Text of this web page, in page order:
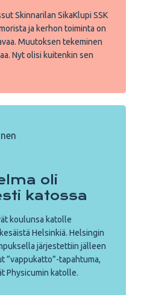
Skinnarilan SikaKlupi SSK
ja kerhon toiminta on
Muutoksen tekeminen
Nyt olisi kuitenkin sen
oli
katossa
koulunsa katolle
Helsinkiä. Helsingin
järjestettiin jälleen
”vappukatto”-tapahtuma,
Physicumin katolle.